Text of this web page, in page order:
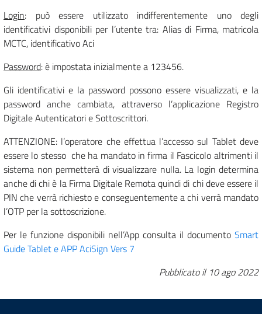
Login: può essere utilizzato indifferentemente uno degli
identificativi disponibili per l’utente tra: Alias di Firma, matricola
MCTC, identificativo Aci
Password: è impostata inizialmente a 123456.
Gli identificativi e la password possono essere visualizzati, e la
password anche cambiata, attraverso l’applicazione Registro
Digitale Autenticatori e Sottoscrittori.
ATTENZIONE: l’operatore che effettua l’accesso sul Tablet deve
essere lo stesso che ha mandato in firma il Fascicolo altrimenti il
sistema non permetterà di visualizzare nulla. La login determina
anche di chi è la Firma Digitale Remota quindi di chi deve essere il
PIN che verrà richiesto e conseguentemente a chi verrà mandato
l’OTP per la sottoscrizione.
Per le funzione disponibili nell’App consulta il documento Smart
Guide Tablet e APP AciSign Vers 7
Pubblicato il 10 ago 2022